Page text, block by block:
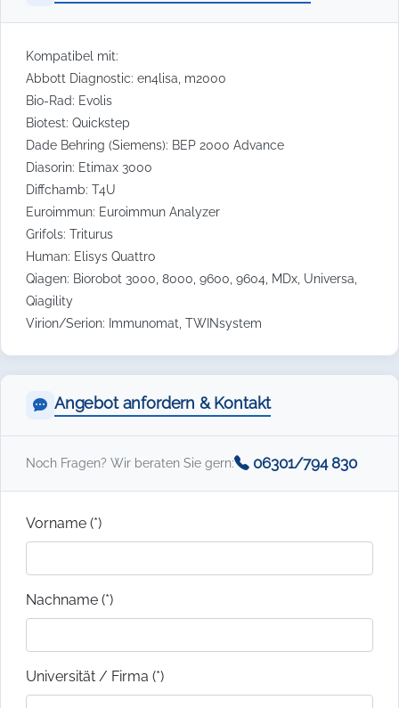
Kompatibel mit:
Abbott Diagnostic: en4lisa, m2000
Bio-Rad: Evolis
Biotest: Quickstep
Dade Behring (Siemens): BEP 2000 Advance
Diasorin: Etimax 3000
Diffchamb: T4U
Euroimmun: Euroimmun Analyzer
Grifols: Triturus
Human: Elisys Quattro
Qiagen: Biorobot 3000, 8000, 9600, 9604, MDx, Universa,
Qiagility
Virion/Serion: Immunomat, TWINsystem
Angebot anfordern & Kontakt
Noch Fragen? Wir beraten Sie gern: 06301/794 830
Vorname (*)
Nachname (*)
Universität / Firma (*)